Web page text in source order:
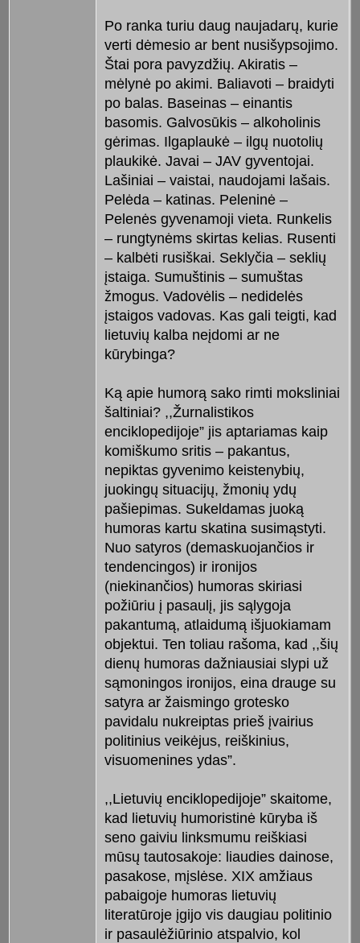
Po ranka turiu daug naujadarų, kurie
verti dėmesio ar bent nusišypsojimo.
Štai pora pavyzdžių. Akiratis –
mėlynė po akimi. Baliavoti – braidyti
po balas. Baseinas – einantis
basomis. Galvosūkis – alkoholinis
gėrimas. Ilgaplaukė – ilgų nuotolių
plaukikė. Javai – JAV gyventojai.
Lašiniai – vaistai, naudojami lašais.
Pelėda – katinas. Peleninė –
Pelenės gyvenamoji vieta. Runkelis
– rungtynėms skirtas kelias. Rusenti
– kalbėti rusiškai. Seklyčia – seklių
įstaiga. Sumuštinis – sumuštas
žmogus. Vadovėlis – nedidelės
įstaigos vadovas. Kas gali teigti, kad
lietuvių kalba neįdomi ar ne
kūrybinga?
Ką apie humorą sako rimti moksliniai
šaltiniai? ,,Žurnalistikos
enciklopedijoje” jis aptariamas kaip
komiškumo sritis – pakantus,
nepiktas gyvenimo keistenybių,
juokingų situacijų, žmonių ydų
pašiepimas. Sukeldamas juoką
humoras kartu skatina susimąstyti.
Nuo satyros (demaskuojančios ir
tendencingos) ir ironijos
(niekinančios) humoras skiriasi
požiūriu į pasaulį, jis sąlygoja
pakantumą, atlaidumą išjuokiamam
objektui. Ten toliau rašoma, kad ,,šių
dienų humoras dažniausiai slypi už
sąmoningos ironijos, eina drauge su
satyra ar žaismingo grotesko
pavidalu nukreiptas prieš įvairius
politinius veikėjus, reiškinius,
visuomenines ydas”.
,,Lietuvių enciklopedijoje” skaitome,
kad lietuvių humoristinė kūryba iš
seno gaiviu linksmumu reiškiasi
mūsų tautosakoje: liaudies dainose,
pasakose, mįslėse. XIX amžiaus
pabaigoje humoras lietuvių
literatūroje įgijo vis daugiau politinio
ir pasaulėžiūrinio atspalvio, kol